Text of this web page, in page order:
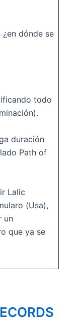
dónde se
todo
duración
Path of
Lalic
(Usa),
un
que ya se